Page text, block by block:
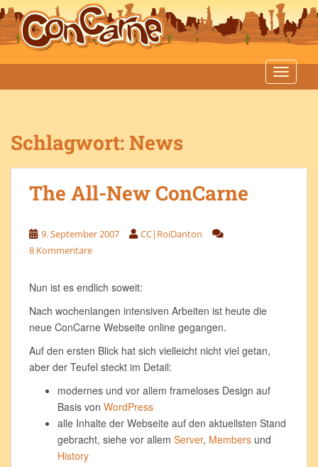
S
k
i
o
Schlagwort:News
The All-New ConCarne
9. September 2007
CC|RoiDanton
8 Kommentare
Nun ist es endlich soweit:
Nach wochenlangen intensiven Arbeiten ist heute die
neue ConCarne Webseite online gegangen.
Auf den ersten Blick hat sich vielleicht nicht viel getan,
aber der Teufel steckt im Detail:
modernes und vor allem frameloses Design auf
Basis von WordPress
alle Inhalte der Webseite auf den aktuellsten Stand
gebracht, siehe vor allem Server, Members und
History